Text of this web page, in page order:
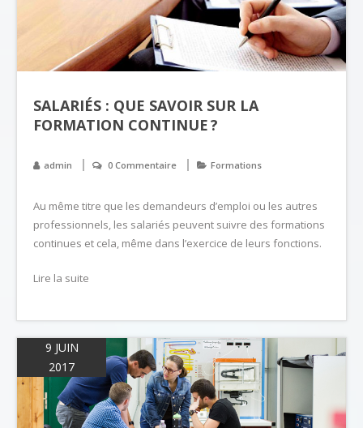
SALARIÉS : QUE SAVOIR SUR LA
FORMATION CONTINUE ?
admin 0 Commentaire Formations
Au même titre que les demandeurs d’emploi ou les autres
professionnels, les salariés peuvent suivre des formations
continues et cela, même dans l’exercice de leurs fonctions.
Lire la suite
9 JUIN
2017